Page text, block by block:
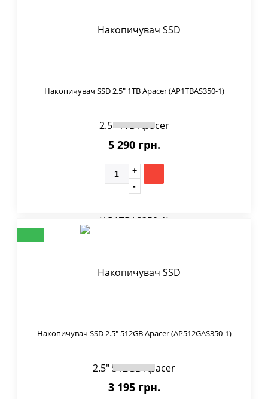
Накопичувач SSD 2.5" 1TB Apacer (AP1TBAS350-1)
5 290 грн.
Накопичувач SSD 2.5" 512GB Apacer (AP512GAS350-1)
3 195 грн.